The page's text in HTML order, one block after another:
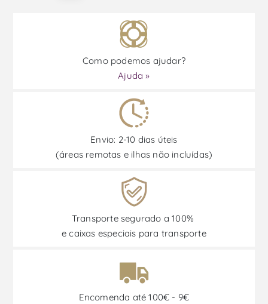
Como podemos ajudar?
Ajuda »
Envio: 2-10 dias úteis
(áreas remotas e ilhas não incluídas)
Transporte segurado a 100%
e caixas especiais para transporte
Encomenda até 100€ - 9€